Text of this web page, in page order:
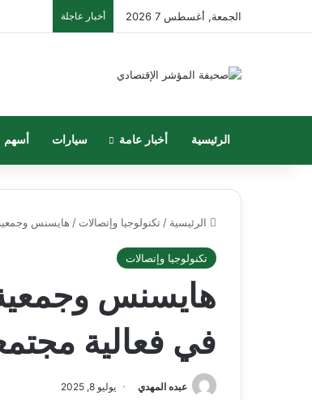
الجمعة, أغسطس 7 2026 أخبار عاجلة
الرئيسية أخبار عامة سيارات أسهم
الرئيسية / تكنولوجيا وإتصالات / هايسنس وجمعية
تكنولوجيا وإتصالات
هايسنس وجمعية
في فعالية
عبده المهدي يوليو 8, 2025